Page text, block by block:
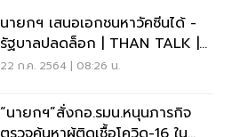
นายกฯ เสนอเอกชนหาวัคซีนได้ -
รัฐบาลปลดล็อก | THAN TALK |
22 ก.ค. 64
22 ก.ค. 2564 | 08:26 น.
“นายกฯ”สั่งกอ.รมน.หนุนภารกิจ